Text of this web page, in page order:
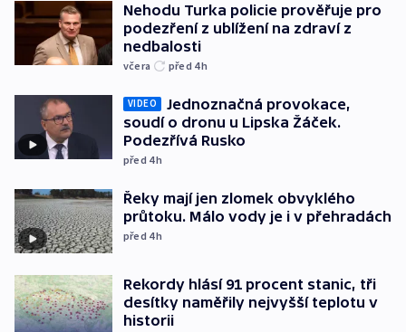
Nehodu Turka policie prověřuje pro
podezření z ublížení na zdraví z
nedbalosti
včera před 4h
VIDEO
Jednoznačná provokace,
soudí o dronu u Lipska Žáček.
Podezřívá Rusko
před 4h
Řeky mají jen zlomek obvyklého
průtoku. Málo vody je i v přehradách
před 4h
Rekordy hlásí 91 procent stanic, tři
desítky naměřily nejvyšší teplotu v
historii